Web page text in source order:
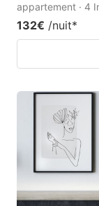
appartement · 4
132€ /nuit*